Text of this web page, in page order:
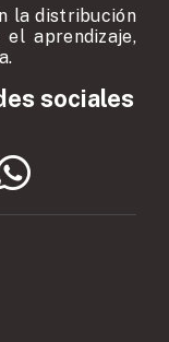
la distribución
aprendizaje,
sociales